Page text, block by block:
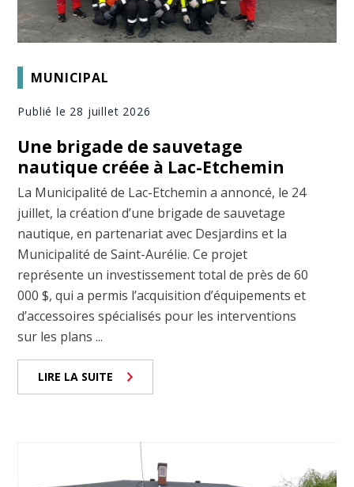
MUNICIPAL
Publié le 28 juillet 2026
Une brigade de sauvetage
nautique créée à Lac-Etchemin
La Municipalité de Lac-Etchemin a annoncé, le 24
juillet, la création d’une brigade de sauvetage
nautique, en partenariat avec Desjardins et la
Municipalité de Saint-Aurélie. Ce projet
représente un investissement total de près de 60
000 $, qui a permis l’acquisition d’équipements et
d’accessoires spécialisés pour les interventions
sur les plans ...
LIRE LA SUITE